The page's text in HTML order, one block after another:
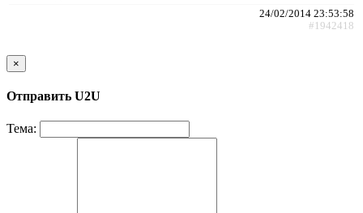
24/02/2014 23:53:58
#1942418
×
Отправить U2U
Тема: